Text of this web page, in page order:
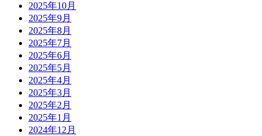
2025年10月
2025年9月
2025年8月
2025年7月
2025年6月
2025年5月
2025年4月
2025年3月
2025年2月
2025年1月
2024年12月